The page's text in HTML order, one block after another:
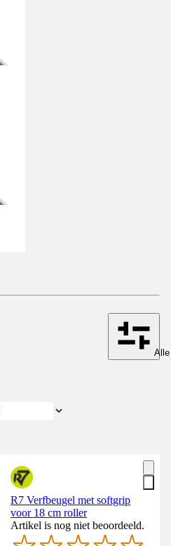
R7 Verfbeugel met softgrip
voor 18 cm roller
Artikel is nog niet beoordeeld.